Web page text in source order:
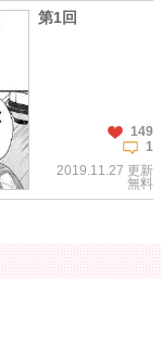
第1回
149
1
2019.11.27 更新
無料